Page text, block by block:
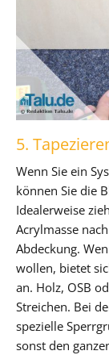
5.
Wenn Sie ein
können Sie die
Idealerweise
Acrylmasse
Abdeckung.
wollen, bietet
an. Holz, OSB
Streichen. Bei
spezielle
sonst den